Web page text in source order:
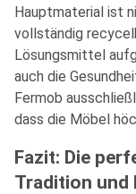
Hauptmaterial ist
vollständig
Lösungsmittel
auch die
Fermob
dass die Möbel
Fazit: Die
Tradition und